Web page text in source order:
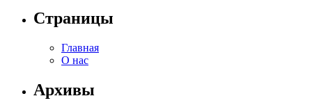
Страницы
Главная
О нас
Архивы